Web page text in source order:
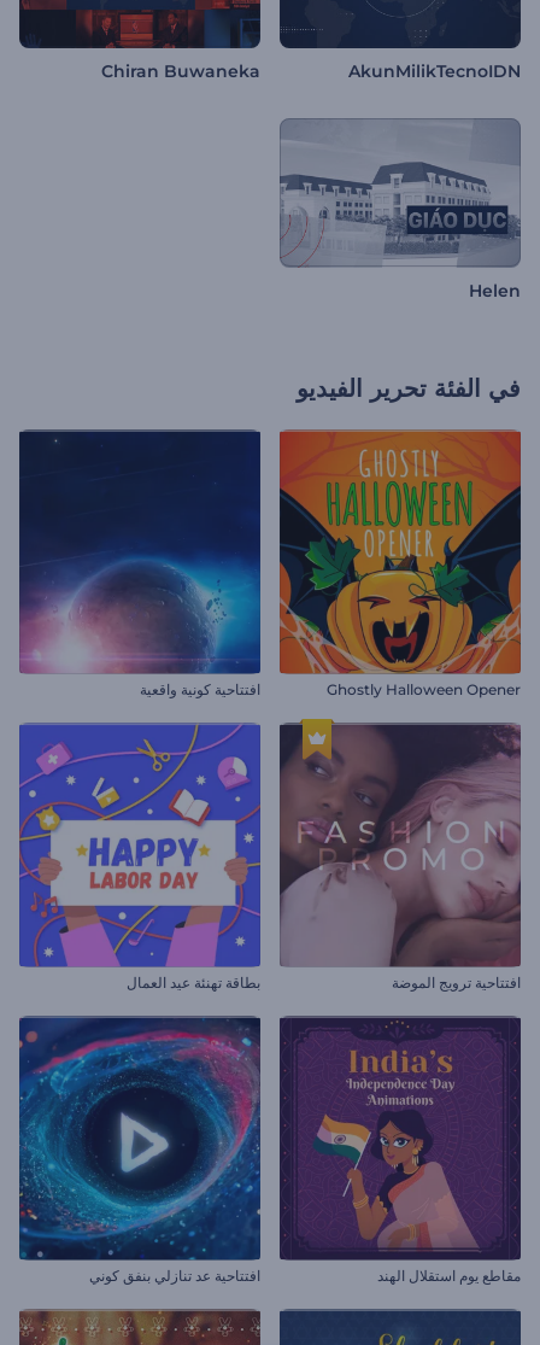
AkunMilikTecnoIDN
Chiran Buwaneka
Helen
في الفئة تحرير الفيديو
Ghostly Halloween Opener افتتاحية كونية واقعية
افتتاحية ترويج الموضة بطاقة تهنئة عيد العمال
مقاطع يوم استقلال الهند افتتاحية عد تنازلي بنفق كوني